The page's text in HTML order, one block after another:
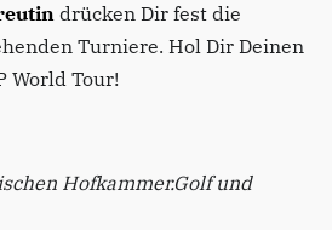
drücken Dir fest die
Turniere. Hol Dir Deinen
World Tour!
Hofkammer.Golf und